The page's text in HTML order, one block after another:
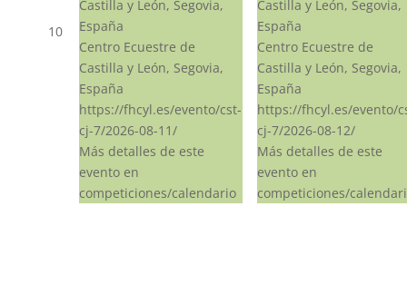
10
Castilla y León, Segovia,
España
Centro Ecuestre de
Castilla y León, Segovia,
España
https://fhcyl.es/evento/cst-
cj-7/2026-08-11/
Más detalles de este
evento en
competiciones/calendario
Castilla y León, Segovia,
España
Centro Ecuestre de
Castilla y León, Segovia,
España
https://fhcyl.es/evento/
cj-7/2026-08-12/
Más detalles de este
evento en
competiciones/